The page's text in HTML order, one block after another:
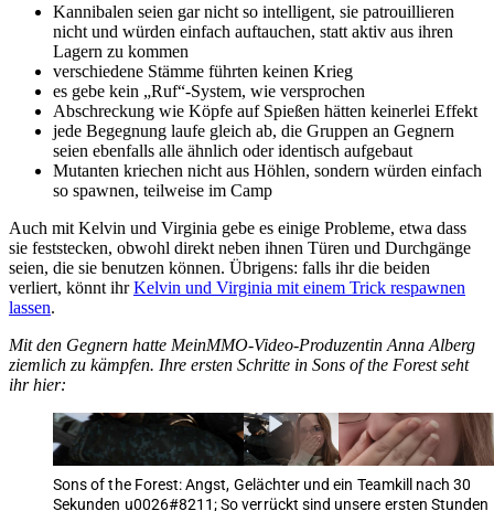
Kannibalen seien gar nicht so intelligent, sie patrouillieren
nicht und würden einfach auftauchen, statt aktiv aus ihren
Lagern zu kommen
verschiedene Stämme führten keinen Krieg
es gebe kein „Ruf“-System, wie versprochen
Abschreckung wie Köpfe auf Spießen hätten keinerlei Effekt
jede Begegnung laufe gleich ab, die Gruppen an Gegnern
seien ebenfalls alle ähnlich oder identisch aufgebaut
Mutanten kriechen nicht aus Höhlen, sondern würden einfach
so spawnen, teilweise im Camp
Auch mit Kelvin und Virginia gebe es einige Probleme, etwa dass
sie feststecken, obwohl direkt neben ihnen Türen und Durchgänge
seien, die sie benutzen können. Übrigens: falls ihr die beiden
verliert, könnt ihrKelvin und Virginia mit einem Trick respawnen
lassen.
Mit den Gegnern hatte MeinMMO-Video-Produzentin Anna Alberg
ziemlich zu kämpfen. Ihre ersten Schritte in Sons of the Forest seht
ihr hier:
Sons of the Forest: Angst, Gelächter und ein Teamkill nach 30
Sekunden u0026#8211; So verrückt sind unsere ersten Stunden